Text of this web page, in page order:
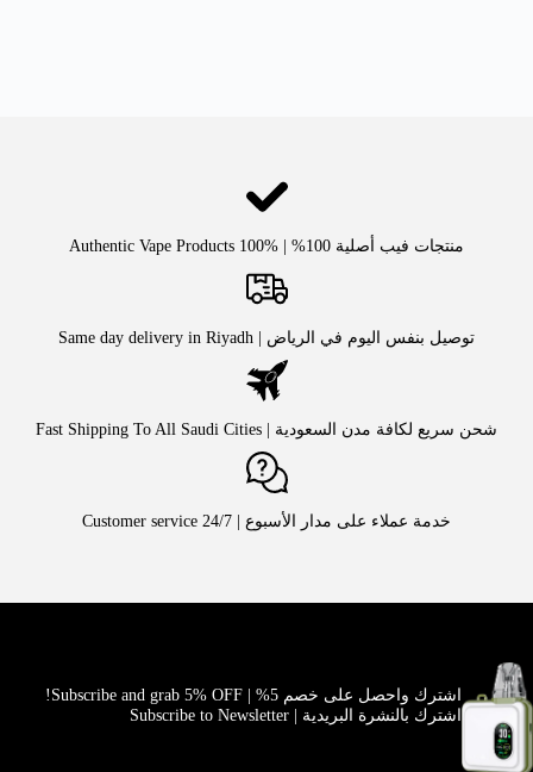
منتجات فيب أصلية 100% | Authentic Vape Products 100%
توصيل بنفس اليوم في الرياض | Same day delivery in Riyadh
شحن سريع لكافة مدن السعودية | Fast Shipping To All Saudi Cities
خدمة عملاء على مدار الأسبوع | Customer service 24/7
اشترك واحصل على خصم 5% | Subscribe and grab 5% OFF!
اشترك بالنشرة البريدية | Subscribe to Newsletter